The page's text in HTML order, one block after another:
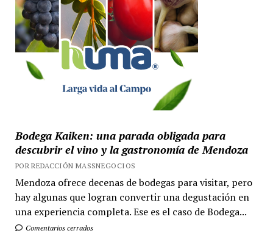
Bodega Kaiken: una parada obligada para
descubrir el vino y la gastronomía de Mendoza
POR REDACCIÓN MASSNEGOCIOS
Mendoza ofrece decenas de bodegas para visitar, pero
hay algunas que logran convertir una degustación en
una experiencia completa. Ese es el caso de Bodega...
Comentarios cerrados